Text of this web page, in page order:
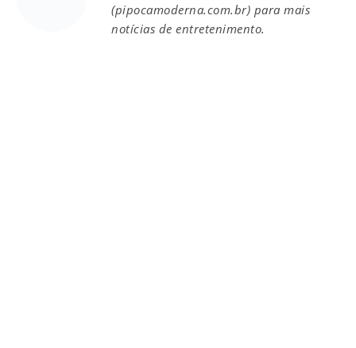
(pipocamoderna.com.br) para mais
notícias de entretenimento.